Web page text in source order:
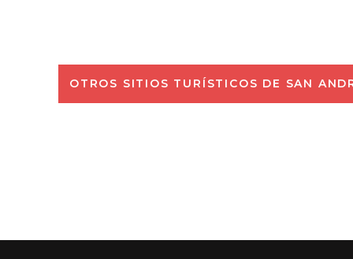
OTROS SITIOS TURÍSTICOS DE SAN